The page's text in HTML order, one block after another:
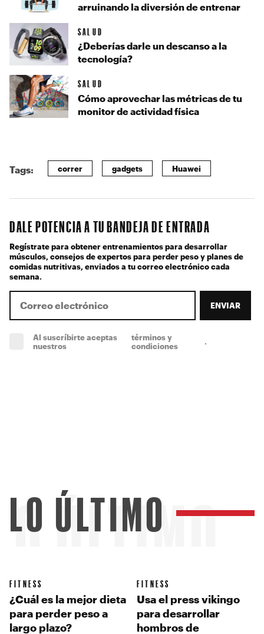
arruinando la diversión de entrenar
SALUD
¿Deberías darle un descanso a la
tecnología?
SALUD
Cómo aprovechar las métricas de tu
monitor de actividad física
Tags: correr gadgets Huawei
DALE POTENCIA A TU BANDEJA DE ENTRADA
Regístrate para obtener entrenamientos para desarrollar
músculos, consejos de expertos para perder peso y planes de
comidas nutritivas, enviados a tu correo electrónico cada
semana.
ENVIAR
Al suscríbirte aceptas
nuestros
términos y
condiciones
.
ÚLTIMO
LO ÚLTIMO
FITNESS
¿Cuál es la mejor dieta
para perder peso a
largo plazo?
FITNESS
Usa el press vikingo
para desarrollar
hombros de